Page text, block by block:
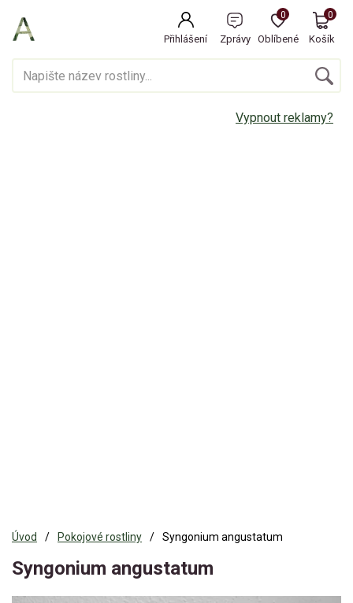
Přihlášení Zprávy Oblíbené
0
Košík
0
Vypnout reklamy?
Úvod Pokojové rostliny Syngonium angustatum
Syngonium angustatum